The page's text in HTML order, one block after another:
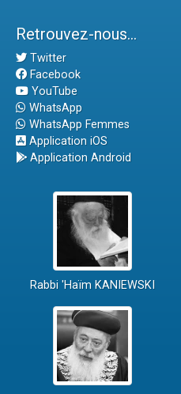
Retrouvez-nous...
Twitter
Facebook
YouTube
WhatsApp
WhatsApp Femmes
Application iOS
Application Android
Rabbi 'Haïm KANIEWSKI